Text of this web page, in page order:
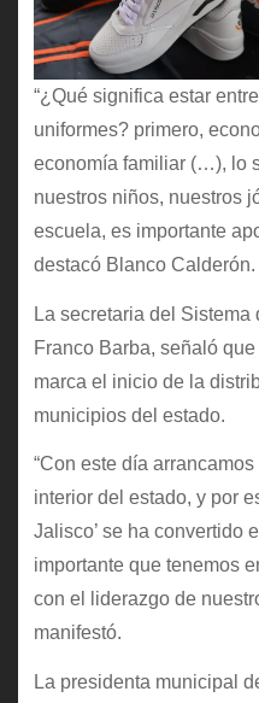
“¿Qué significa estar
uniformes? primero,
economía familiar (…), lo
nuestros niños, nuestros
escuela, es importante
destacó Blanco Calderón.
La secretaria del
Franco Barba, señaló
marca el inicio de la
municipios del estado.
“Con este día
interior del estado, y por
Jalisco’ se ha convertido
importante que tenemos
con el liderazgo de
manifestó.
La presidenta municipal